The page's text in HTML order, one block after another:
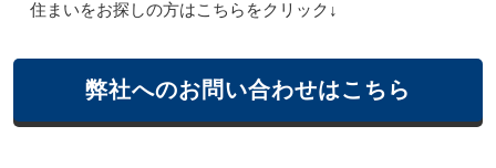
住まいをお探しの方はこちらをクリック↓
弊社へのお問い合わせはこちら